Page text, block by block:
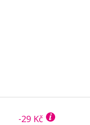
-29 Kč